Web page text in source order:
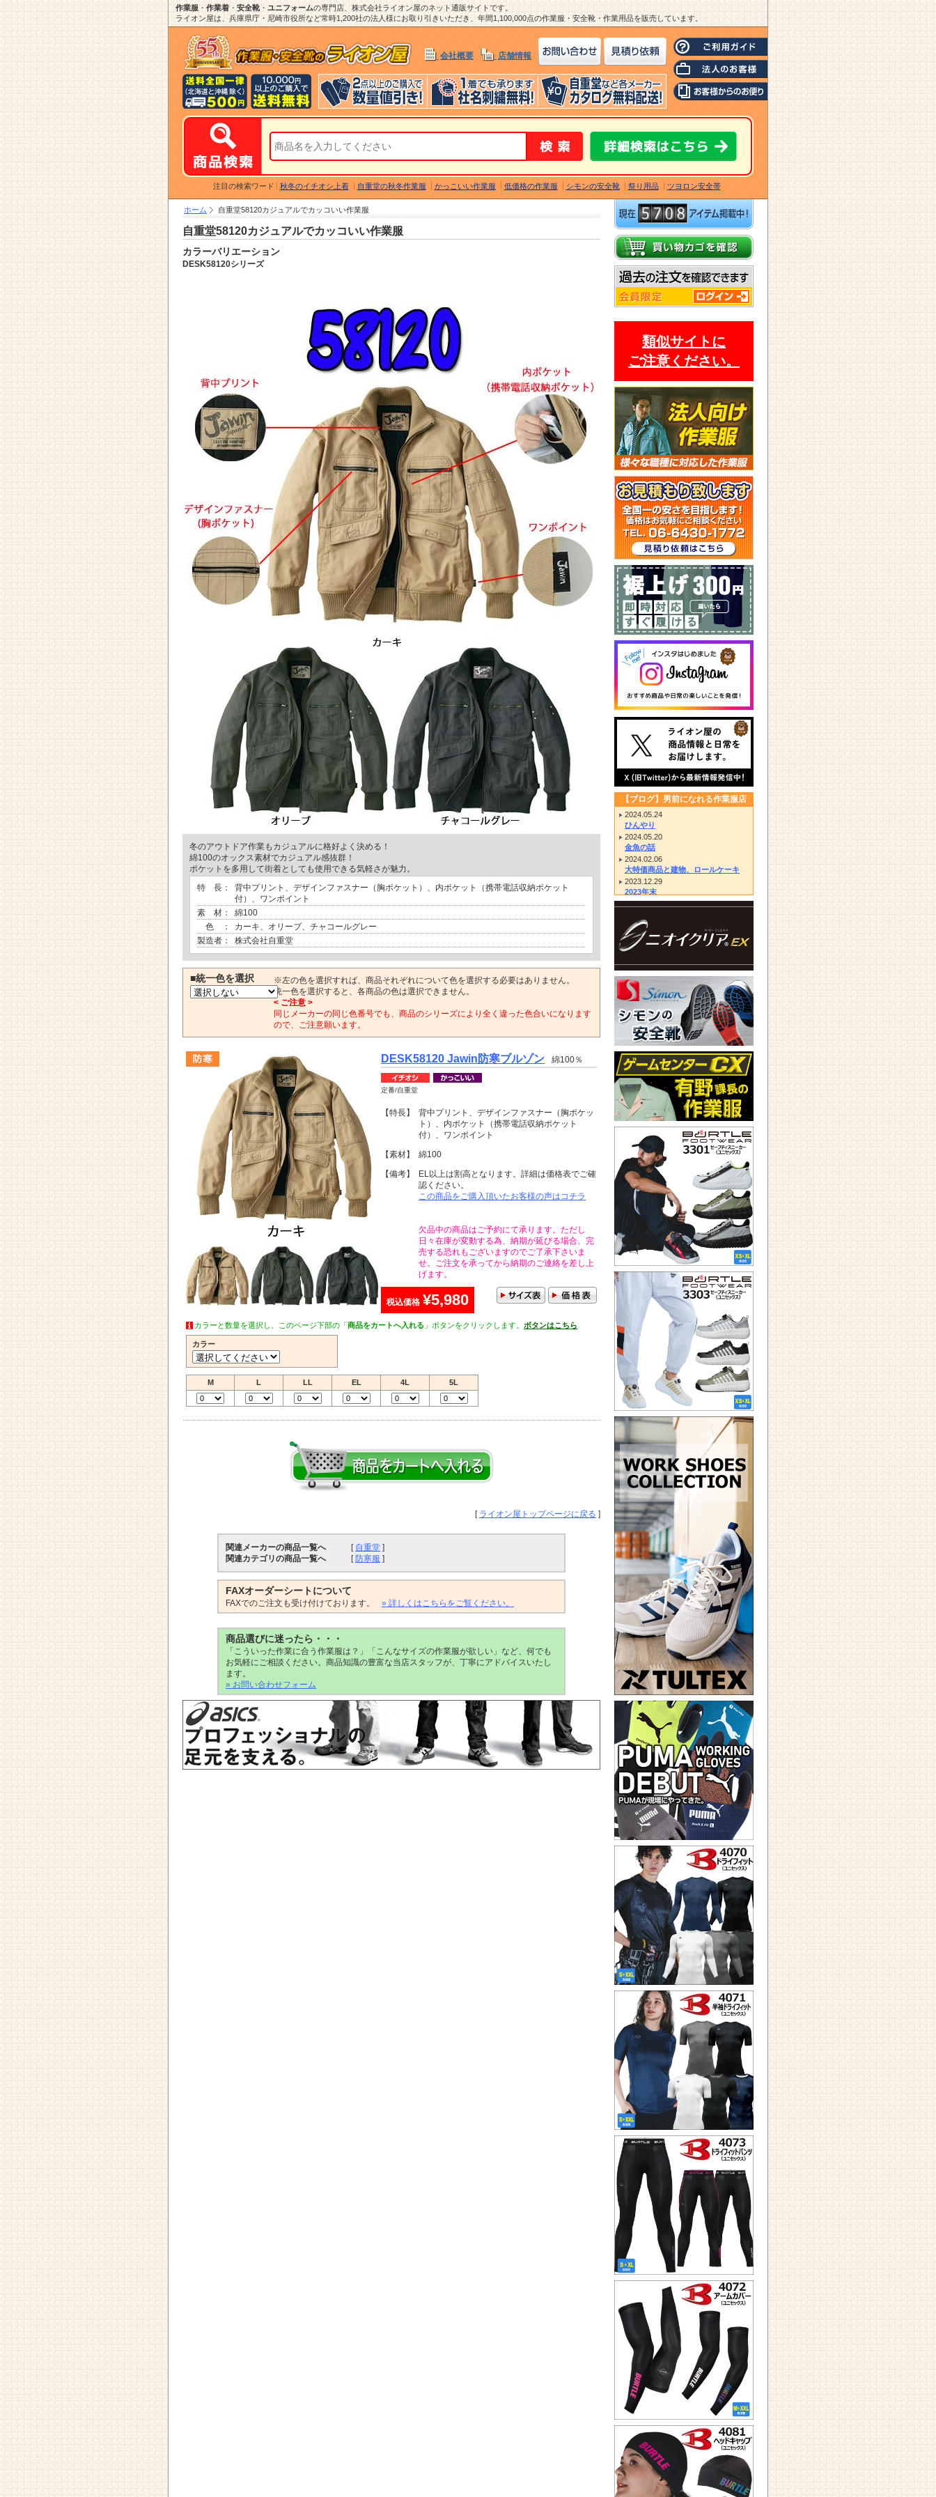
作業服 ・ 作業着 ・ 安全靴・ ユニフォームの専門店、株式会社ライオン屋のネット通販サイトです。
ライオン屋は、兵庫県庁・尼崎市役所など常時1,200社の法人様にお取り引きいただき、年間1,100,000点の作業服・安全靴・作業用品を販売しています。
会社概要 店舗情報
注目の検索ワード 秋冬のイチオシ上着 自重堂の秋冬作業服 かっこいい作業服 低価格の作業服 シモンの安全靴 祭り用品 ツヨロン安全帯
ホーム 自重堂58120カジュアルでカッコいい作業服
自重堂58120カジュアルでカッコいい作業服
カラーバリエーション
DESK58120シリーズ
冬のアウトドア作業もカジュアルに格好よく決める！
綿100のオックス素材でカジュアル感抜群！
ポケットを多用して街着としても使用できる気軽さが魅力。
特 長：
背中プリント、デザインファスナー（胸ポケット）、内ポケット（携帯電話収納ポケット
付）、ワンポイント
素 材：
綿100
色 ：
カーキ、オリーブ、チャコールグレー
製造者：
株式会社自重堂
■統一色を選択
※左の色を選択すれば、商品それぞれについて色を選択する必要はありません。
統一色を選択すると、各商品の色は選択できません。
< ご注意 >
同じメーカーの同じ色番号でも、商品のシリーズにより全く違った色合いになります
ので、ご注意願います。
DESK58120 Jawin防寒ブルゾン 綿100％
定番/自重堂
【特長】
背中プリント、デザインファスナー（胸ポケッ
ト）、内ポケット（携帯電話収納ポケット
付）、ワンポイント
【素材】
綿100
【備考】
EL以上は割高となります。詳細は価格表でご確
認ください。
この商品をご購入頂いたお客様の声はコチラ
欠品中の商品はご予約にて承ります。ただし
日々在庫が変動する為、納期が延びる場合、完
売する恐れもございますのでご了承下さいま
せ。ご注文を承ってから納期のご連絡を差し上
げます。
税込価格 ¥5,980
カラーと数量を選択し、このページ下部の「商品をカートへ入れる 」ボタンをクリックします。 ボタンはこちら
カラー
M L LL EL 4L 5L
[ ライオン屋トップページに戻る ]
関連メーカーの商品一覧へ [ 自重堂 ]
関連カテゴリの商品一覧へ
[ 防寒服 ]
FAXオーダーシートについて
FAXでのご注文も受け付けております。 » 詳しくはこちらをご覧ください。
商品選びに迷ったら・・・
「こういった作業に合う作業服は？」「こんなサイズの作業服が欲しい」など、何でも
お気軽にご相談ください。商品知識の豊富な当店スタッフが、丁寧にアドバイスいたし
ます。
» お問い合わせフォーム
類似サイトに
ご注意ください。
【ブログ】男前になれる作業服店
2024.05.24
ひんやり
2024.05.20
金魚の話
2024.02.06
大特価商品と建物、ロールケーキ
2023.12.29
2023年末
2023.12.14